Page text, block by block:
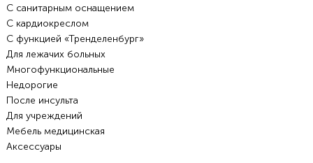
С санитарным оснащением
С кардиокреслом
С функцией «Тренделенбург»
Для лежачих больных
Многофункциональные
Недорогие
После инсульта
Для учреждений
Мебель медицинская
Аксессуары